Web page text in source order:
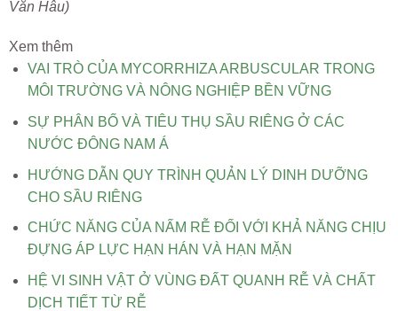
Văn Hâu)
Xem thêm
VAI TRÒ CỦA MYCORRHIZA ARBUSCULAR TRONG
MÔI TRƯỜNG VÀ NÔNG NGHIỆP BỀN VỮNG
SỰ PHÂN BỐ VÀ TIÊU THỤ SẦU RIÊNG Ở CÁC
NƯỚC ĐÔNG NAM Á
HƯỚNG DẪN QUY TRÌNH QUẢN LÝ DINH DƯỠNG
CHO SẦU RIÊNG
CHỨC NĂNG CỦA NẤM RỄ ĐỐI VỚI KHẢ NĂNG CHỊU
ĐỰNG ÁP LỰC HẠN HÁN VÀ HẠN MẶN
HỆ VI SINH VẬT Ở VÙNG ĐẤT QUANH RỄ VÀ CHẤT
DỊCH TIẾT TỪ RỄ